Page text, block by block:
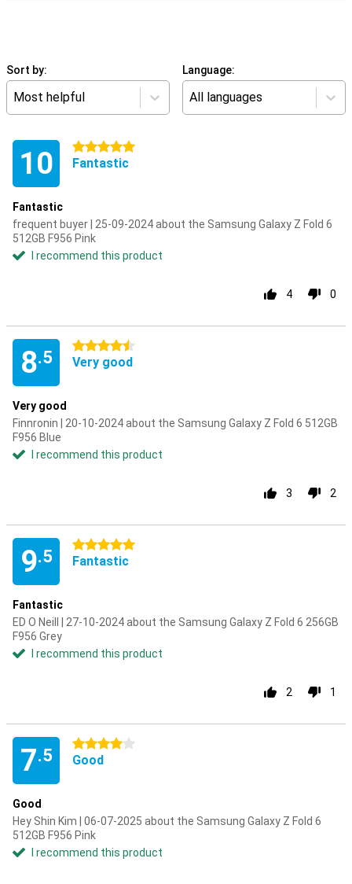
Sort by:
Most helpful
Language:
All languages
10 5 stars
Fantastic
Fantastic
frequent buyer | 25-09-2024 about the Samsung Galaxy Z Fold 6
512GB F956 Pink
I recommend this product
4 0
8.5
4.5 stars
Very good
Very good
Finnronin | 20-10-2024 about the Samsung Galaxy Z Fold 6 512GB
F956 Blue
I recommend this product
3 2
9.5
5 stars
Fantastic
Fantastic
ED O Neill | 27-10-2024 about the Samsung Galaxy Z Fold 6 256GB
F956 Grey
I recommend this product
2 1
7.5
4 stars
Good
Good
Hey Shin Kim | 06-07-2025 about the Samsung Galaxy Z Fold 6
512GB F956 Pink
I recommend this product